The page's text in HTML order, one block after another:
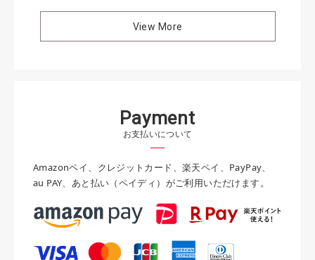
View More
Payment
お支払いについて
Amazonペイ、クレジットカード、楽天ペイ、PayPay、
au PAY、あと払い（ペイディ）がご利用いただけます。